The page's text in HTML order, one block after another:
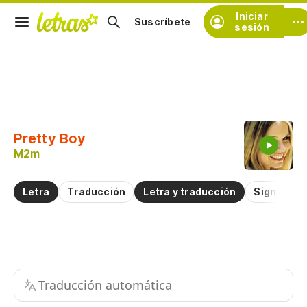
Iniciar
sesión
Suscríbete
Pretty Boy
M2m
Letra Traducción Letra y traducción
Traducción automática
Practicar la pronunciación de